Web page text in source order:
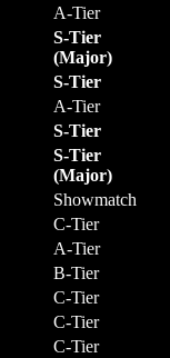
A-Tier
S-Tier
(Major)
S-Tier
A-Tier
S-Tier
S-Tier
(Major)
Showmatch
C-Tier
A-Tier
B-Tier
C-Tier
C-Tier
C-Tier